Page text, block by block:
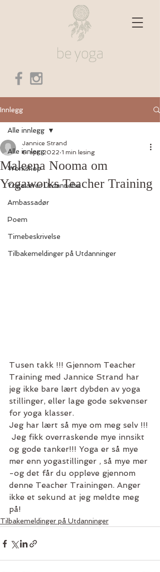
Innlegg
Alle innlegg
Workshop
Yogalærer Utdannelse
Ambassadør
Poem
Timebeskrivelse
Tilbakemeldinger på Utdanninger
Alle innlegg
Maleena Nooma om
Yogaworks Teacher Training
Jannice Strand
6. apr. 2022 1 min lesing
Tusen takk !!! Gjennom Teacher
Training med Jannice Strand har
jeg ikke bare lært dybden av yoga
stillinger, eller lage gode sekvenser
for yoga klasser.
Jeg har lært så mye om meg selv !!!
Jeg fikk overraskende mye innsikt
og gode tanker!!! Yoga er så mye
mer enn yogastillinger , så mye mer
-og det får du oppleve gjennom
denne Teacher Trainingen. Anger
ikke et sekund at jeg meldte meg
på!
Tilbakemeldinger på Utdanninger